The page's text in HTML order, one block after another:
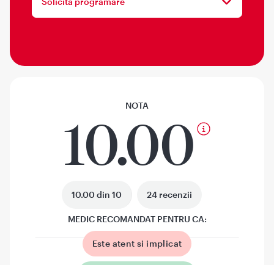
NOTA
10.00
10.00 din 10 24 recenzii
MEDIC RECOMANDAT PENTRU CA:
Este atent si implicat